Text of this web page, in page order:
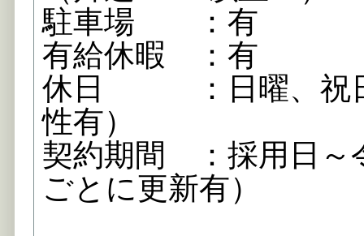
駐車場 ：有
有給休暇 ：有
休日 ：日曜、祝日
性有）
契約期間 ：採用日～
ごとに更新有）